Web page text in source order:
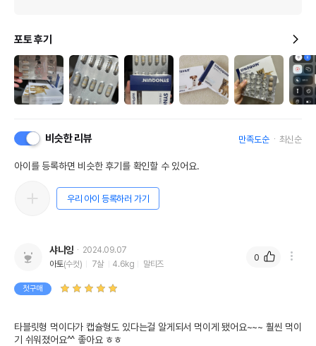
포토 후기
비슷한 리뷰 만족도순 최신순
아이를 등록하면 비슷한 후기를 확인할 수 있어요.
우리 아이 등록하러 가기
샤니잉
2024.09.07
아토(수컷) 7살 4.6kg 말티즈
첫구매
타블릿형 먹이다가 캡슐형도 있다는걸 알게되서 먹이게 됐어요~~~ 훨씬 먹이
기 쉬워졌어요^^ 좋아요 ㅎㅎ
0